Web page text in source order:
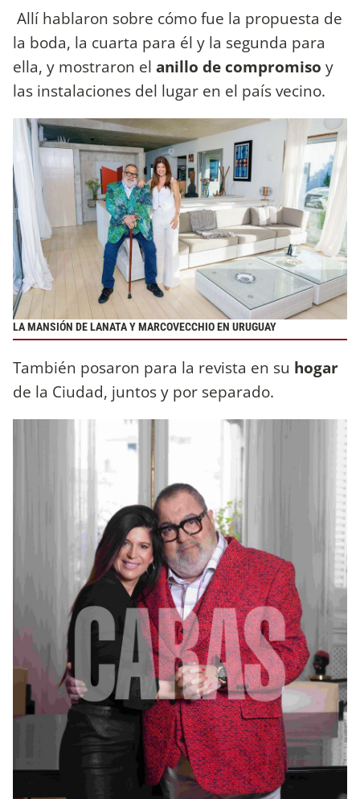
Allí hablaron sobre cómo fue la propuesta de
la boda, la cuarta para él y la segunda para
ella, y mostraron el anillo de compromiso y
las instalaciones del lugar en el país vecino.
LA MANSIÓN DE LANATA Y MARCOVECCHIO EN URUGUAY
También posaron para la revista en su hogar
de la Ciudad, juntos y por separado.